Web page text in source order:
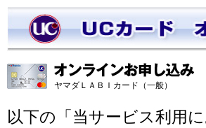
ヤマダＬＡＢＩカード（一般）
以下の「当サービス利用